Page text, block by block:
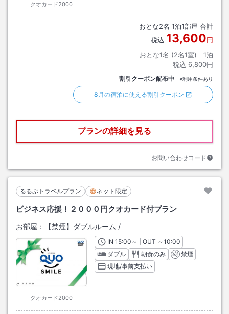
クオカード2000
おとな2名 1泊1部屋 合計
税込 13,600円
おとな1名 (2名1室)｜ 1泊
税込 6,800円
割引クーポン配布中 ※利用条件あり
8月の宿泊に使える割引クーポン
プランの詳細を見る
お問い合わせコード
るるぶトラベルプラン ネット限定
ビジネス応援！２０００円クオカード付プラン
お部屋： 【禁煙】ダブルルーム /
クオカード2000
INチェックイン
15:00 ～ | OUT チェックアウト
～10:00
ダブル
朝食のみ
禁煙
現地/事前支払い